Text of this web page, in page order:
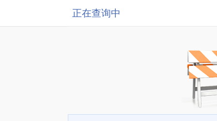
正在查询中